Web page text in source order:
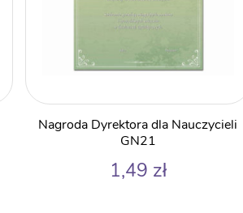
Nagroda Dyrektora dla Nauczycieli
GN21
1,49 zł